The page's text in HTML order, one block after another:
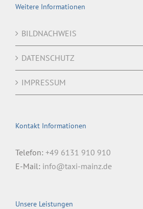
Weitere Informationen
BILDNACHWEIS
DATENSCHUTZ
IMPRESSUM
Kontakt Informationen
Telefon: +49 6131 910 910
E-Mail: info@taxi-mainz.de
Unsere Leistungen